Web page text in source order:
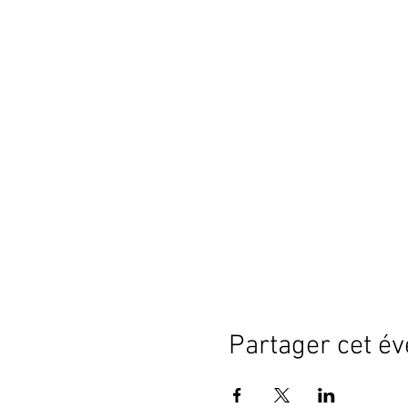
Partager cet